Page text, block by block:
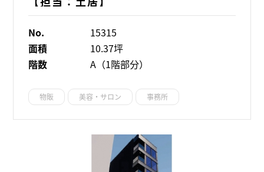
No.
15315
面積
10.37坪
階数
A（1階部分）
物販 美容・サロン 事務所